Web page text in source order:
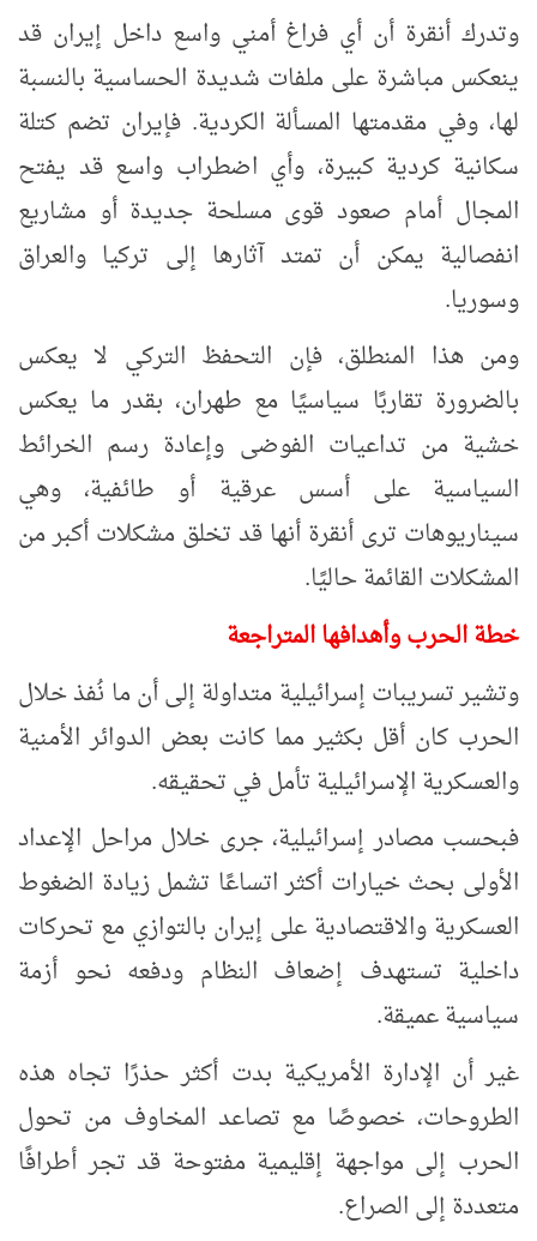
وتدرك أنقرة أن أي فراغ أمني واسع داخل إيران قد
ينعكس مباشرة على ملفات شديدة الحساسية بالنسبة
لها، وفي مقدمتها المسألة الكردية. فإيران تضم كتلة
سكانية كردية كبيرة، وأي اضطراب واسع قد يفتح
المجال أمام صعود قوى مسلحة جديدة أو مشاريع
انفصالية يمكن أن تمتد آثارها إلى تركيا والعراق
وسوريا.
ومن هذا المنطلق، فإن التحفظ التركي لا يعكس
بالضرورة تقاربًا سياسيًا مع طهران، بقدر ما يعكس
خشية من تداعيات الفوضى وإعادة رسم الخرائط
السياسية على أسس عرقية أو طائفية، وهي
سيناريوهات ترى أنقرة أنها قد تخلق مشكلات أكبر من
المشكلات القائمة حاليًا.
خطة الحرب وأهدافها المتراجعة
وتشير تسريبات إسرائيلية متداولة إلى أن ما نُفذ خلال
الحرب كان أقل بكثير مما كانت بعض الدوائر الأمنية
والعسكرية الإسرائيلية تأمل في تحقيقه.
فبحسب مصادر إسرائيلية، جرى خلال مراحل الإعداد
الأولى بحث خيارات أكثر اتساعًا تشمل زيادة الضغوط
العسكرية والاقتصادية على إيران بالتوازي مع تحركات
داخلية تستهدف إضعاف النظام ودفعه نحو أزمة
سياسية عميقة.
غير أن الإدارة الأمريكية بدت أكثر حذرًا تجاه هذه
الطروحات، خصوصًا مع تصاعد المخاوف من تحول
الحرب إلى مواجهة إقليمية مفتوحة قد تجر أطرافًا
متعددة إلى الصراع.